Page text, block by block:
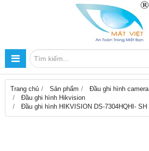
Trang chủ Sản phẩm
Đầu ghi hình camera
Đầu ghi hình Hikvision
Đầu ghi hình HIKVISION DS-7304HQHI- SH